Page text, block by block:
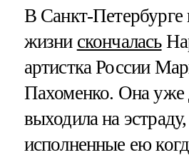
В Санкт-Петербурге
жизни скончалась
артистка России
Пахоменко. Она уже
выходила на
исполненные ею